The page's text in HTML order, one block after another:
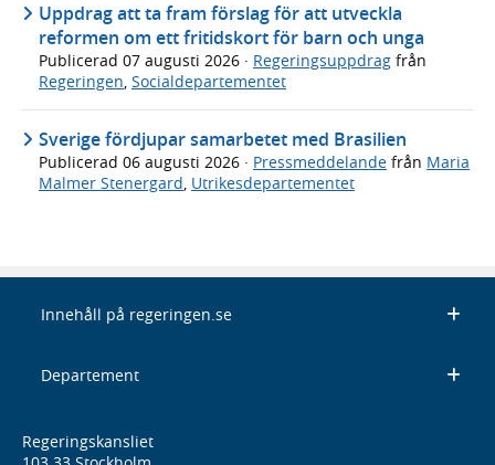
Uppdrag att ta fram förslag för att utveckla
reformen om ett fritidskort för barn och unga
Publicerad 07 augusti 2026 · Regeringsuppdrag från
Regeringen, Socialdepartementet
Sverige fördjupar samarbetet med Brasilien
Publicerad 06 augusti 2026 · Pressmeddelande från Maria
Malmer Stenergard, Utrikesdepartementet
Innehåll på regeringen.se
Departement
Regeringskansliet